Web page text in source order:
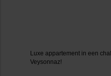
Luxe appartement in een
Veysonnaz!